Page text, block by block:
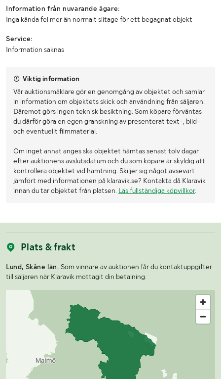
Information från nuvarande ägare:
Inga kända fel mer än normalt slitage för ett begagnat objekt
Service:
Information saknas
Viktig information
Vår auktionsmäklare gör en genomgång av objektet och samlar
in information om objektets skick och användning från säljaren.
Däremot görs ingen teknisk besiktning. Som köpare förväntas
du därför göra en egen granskning av presenterat text-, bild-
och eventuellt filmmaterial.
Om inget annat anges ska objektet hämtas senast tolv dagar
efter auktionens avslutsdatum och du som köpare är skyldig att
kontrollera objektet vid hämtning. Skiljer sig något avsevärt
jämfört med informationen på klaravik.se? Kontakta då Klaravik
innan du tar objektet från platsen. Läs fullständiga köpvillkor.
Plats & frakt
Lund, Skåne län. Som vinnare av auktionen får du kontaktuppgifter
till säljaren när Klaravik mottagit din betalning.